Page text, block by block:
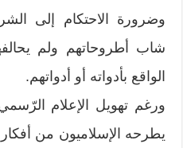
وضرورة الاحتكام إلى
شاب أطروحاتهم ولم
الواقع بأدواته أو أدواتهم.
ورغم تهويل الإعلام
يطرحه الإسلاميون من